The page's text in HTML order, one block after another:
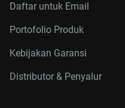
Daftar untuk Email
Portofolio Produk
Kebijakan Garansi
Distributor & Penyalur